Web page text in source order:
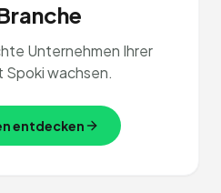
Unternehmen Ihrer
Spoki wachsen.
entdecken